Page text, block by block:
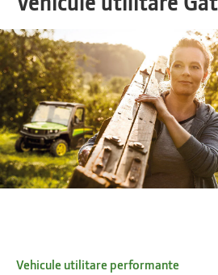
Vehicule utilitare performante